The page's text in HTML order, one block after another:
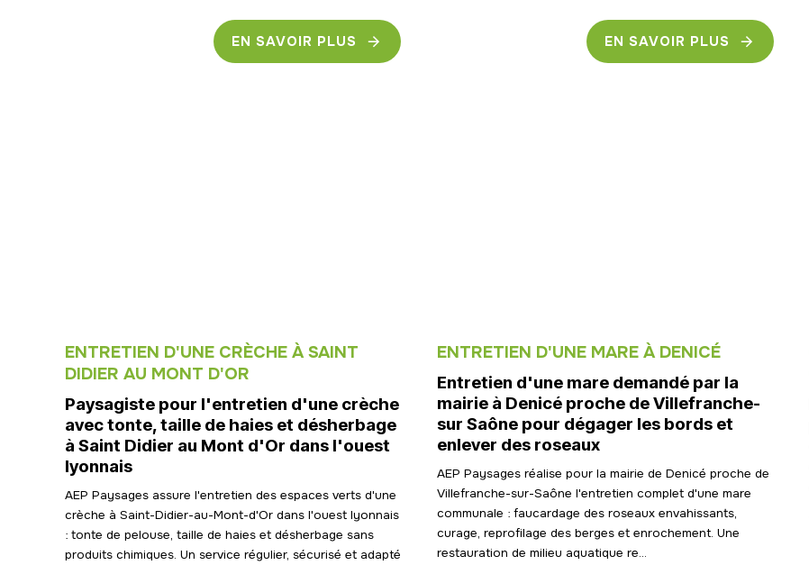
EN SAVOIR PLUS EN SAVOIR PLUS
ENTRETIEN D'UNE CRÈCHE À SAINT
DIDIER AU MONT D'OR
Paysagiste pour l'entretien d'une crèche
avec tonte, taille de haies et désherbage
à Saint Didier au Mont d'Or dans l'ouest
lyonnais
AEP Paysages assure l'entretien des espaces verts d'une
crèche à Saint-Didier-au-Mont-d'Or dans l'ouest lyonnais
: tonte de pelouse, taille de haies et désherbage sans
produits chimiques. Un service régulier, sécurisé et adapté
ENTRETIEN D'UNE MARE À DENICÉ
Entretien d'une mare demandé par la
mairie à Denicé proche de Villefranche-
sur Saône pour dégager les bords et
enlever des roseaux
AEP Paysages réalise pour la mairie de Denicé proche de
Villefranche-sur-Saône l'entretien complet d'une mare
communale : faucardage des roseaux envahissants,
curage, reprofilage des berges et enrochement. Une
restauration de milieu aquatique re...